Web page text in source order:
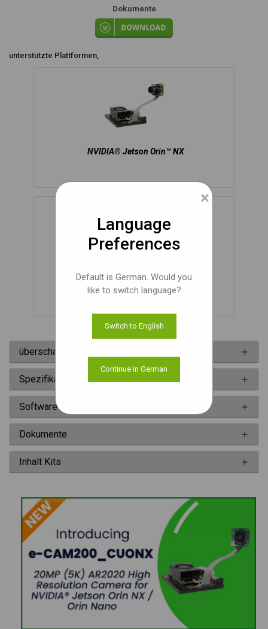
Dokumente
unterstützte Plattformen,
NVIDIA® Jetson Orin™ NX
NVIDIA® Jetson Orin™ Nano
überschau
Spezifikationen
Software
Dokumente
Inhalt Kits
×
Language
Preferences
Default is German. Would you
like to switch language?
Switch to English
Continue in German